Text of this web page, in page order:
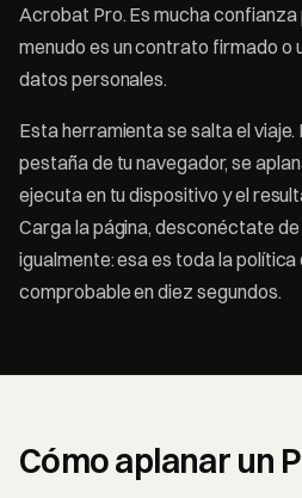
Acrobat Pro. Es mucha confianza
menudo es un contrato firmado o
datos personales.
Esta herramienta se salta el viaje.
pestaña de tu navegador, se
ejecuta en tu dispositivo y el
Carga la página, desconéctate
igualmente: esa es toda la
comprobable en diez segundos.
Cómo aplanar un